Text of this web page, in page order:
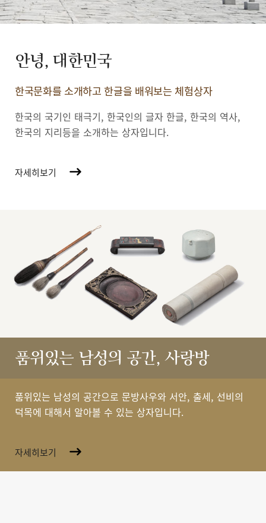
안녕, 대한민국
한국문화를 소개하고 한글을 배워보는 체험상자
한국의 국기인 태극기, 한국인의 글자 한글, 한국의 역사,
한국의 지리등을 소개하는 상자입니다.
자세히보기
품위있는 남성의 공간, 사랑방
품위있는 남성의 공간으로 문방사우와 서안, 출세, 선비의
덕목에 대해서 알아볼 수 있는 상자입니다.
자세히보기